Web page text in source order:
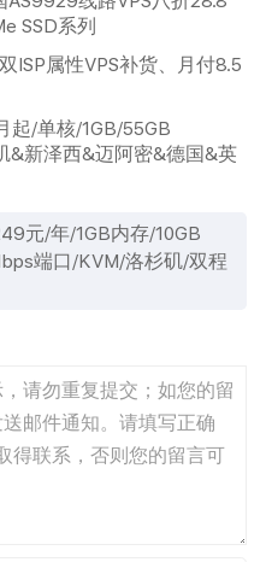
SSD系列
ISP属性VPS补货、月付8.5
起/单核/1GB/55GB
&新泽西&迈阿密&德国&英
元/年/1GB内存/10GB
端口/KVM/洛杉矶/双程